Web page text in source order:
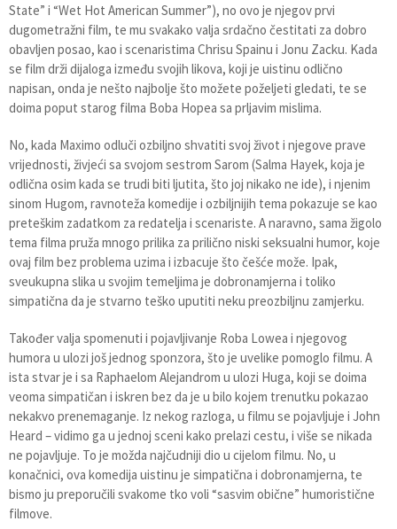
State” i “Wet Hot American Summer”), no ovo je njegov prvi
dugometražni film, te mu svakako valja srdačno čestitati za dobro
obavljen posao, kao i scenaristima Chrisu Spainu i Jonu Zacku. Kada
se film drži dijaloga između svojih likova, koji je uistinu odlično
napisan, onda je nešto najbolje što možete poželjeti gledati, te se
doima poput starog filma Boba Hopea sa prljavim mislima.
No, kada Maximo odluči ozbiljno shvatiti svoj život i njegove prave
vrijednosti, živjeći sa svojom sestrom Sarom (Salma Hayek, koja je
odlična osim kada se trudi biti ljutita, što joj nikako ne ide), i njenim
sinom Hugom, ravnoteža komedije i ozbiljnijih tema pokazuje se kao
preteškim zadatkom za redatelja i scenariste. A naravno, sama žigolo
tema filma pruža mnogo prilika za prilično niski seksualni humor, koje
ovaj film bez problema uzima i izbacuje što češće može. Ipak,
sveukupna slika u svojim temeljima je dobronamjerna i toliko
simpatična da je stvarno teško uputiti neku preozbiljnu zamjerku.
Također valja spomenuti i pojavljivanje Roba Lowea i njegovog
humora u ulozi još jednog sponzora, što je uvelike pomoglo filmu. A
ista stvar je i sa Raphaelom Alejandrom u ulozi Huga, koji se doima
veoma simpatičan i iskren bez da je u bilo kojem trenutku pokazao
nekakvo prenemaganje. Iz nekog razloga, u filmu se pojavljuje i John
Heard – vidimo ga u jednoj sceni kako prelazi cestu, i više se nikada
ne pojavljuje. To je možda najčudniji dio u cijelom filmu. No, u
konačnici, ova komedija uistinu je simpatična i dobronamjerna, te
bismo ju preporučili svakome tko voli “sasvim obične” humoristične
filmove.